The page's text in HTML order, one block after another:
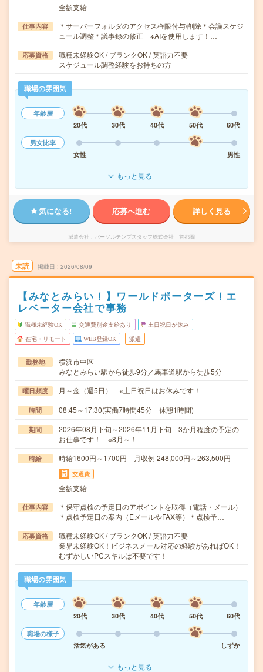
全額支給
仕事内容
＊サーバーフォルダのアクセス権限付与/削除＊会議スケジ
ュール調整＊議事録の修正 ※AIを使用します！…
応募資格
職種未経験OK / ブランクOK / 英語力不要
スケジュール調整経験をお持ちの方
職場の雰囲気
年齢層
20代
30代 40代 50代
60代
男女比率
女性
男性
もっと見る
気になる! 応募へ進む 詳しく見る
派遣会社 パーソルテンプスタッフ株式会社 首都圏
未読 掲載日 2026/08/09
【みなとみらい！】ワールドポーターズ！エ
レベーター会社で事務
職種未経験OK 交通費別途支給あり 土日祝日が休み
在宅・リモート WEB登録OK 派遣
勤務地
横浜市中区
みなとみらい駅から徒歩9分／馬車道駅から徒歩5分
曜日頻度 月～金（週5日） ※土日祝日はお休みです！
時間 08:45～17:30(実働7時間45分 休憩1時間)
期間
2026年08月下旬～2026年11月下旬 3か月程度の予定の
お仕事です！ ※8月～！
時給 時給1600円～1700円 月収例 248,000円～263,500円
交通費
全額支給
仕事内容
＊保守点検の予定日のアポイントを取得（電話・メール）
＊点検予定日の案内（EメールやFAX等）＊点検予…
応募資格
職種未経験OK / ブランクOK / 英語力不要
業界未経験OK！ビジネスメール対応の経験があればOK！
むずかしいPCスキルは不要です！
職場の雰囲気
年齢層
20代
30代 40代 50代
60代
職場の様子
活気がある
しずか
もっと見る